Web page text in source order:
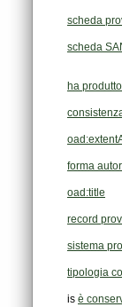
scheda
scheda
ha
forma
oad:title
record
sistema
tipologia
is è